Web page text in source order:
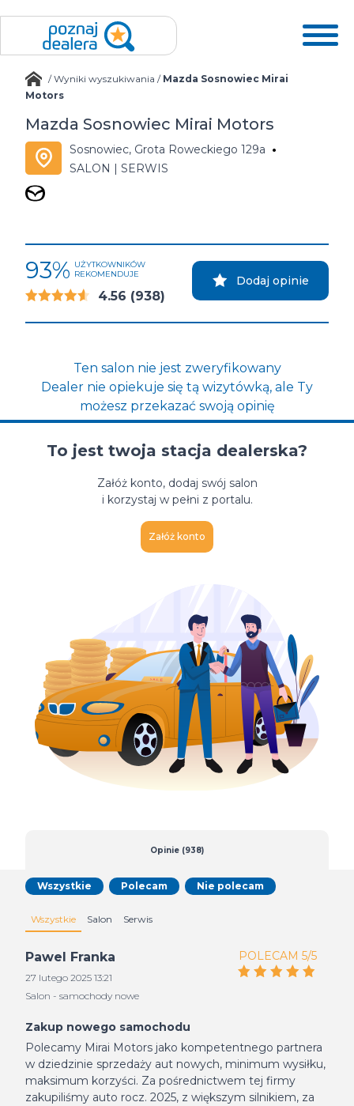
/Wyniki wyszukiwania / Mazda Sosnowiec Mirai
Motors
Mazda Sosnowiec Mirai Motors
Sosnowiec, Grota Roweckiego 129a
SALON | SERWIS
93% UŻYTKOWNIKÓW
REKOMENDUJE
4.56 (938)
Dodaj opinie
Ten salon nie jest zweryfikowany
Dealer nie opiekuje się tą wizytówką, ale Ty
możesz przekazać swoją opinię
To jest twoja stacja dealerska?
Załóż konto, dodaj swój salon
i korzystaj w pełni z portalu.
Załóż konto
Opinie (938)
Wszystkie Salon Serwis
Wszystkie Polecam Nie polecam
Pawel Franka
27 lutego 2025 13:21
Salon - samochody nowe
POLECAM 5/5
Zakup nowego samochodu
Polecamy Mirai Motors jako kompetentnego partnera
w dziedzinie sprzedaży aut nowych, minimum wysiłku,
maksimum korzyści. Za pośrednictwem tej firmy
zakupiliśmy auto rocz. 2025, z większym silnikiem, za